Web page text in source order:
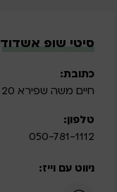
סיטי שופ אשדוד
כתובת:
חיים משה שפירא 20
טלפון:
050-781-1112
ניווט עם וייז: